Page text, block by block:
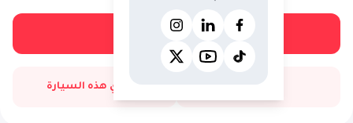
احجز تجربة قيادة مجانية
اشتري هذه السيارة